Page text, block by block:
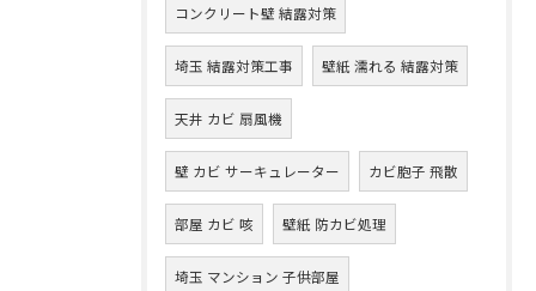
コンクリート壁 結露対策
埼玉 結露対策工事 壁紙 濡れる 結露対策
天井 カビ 扇風機
壁 カビ サーキュレーター カビ胞子 飛散
部屋 カビ 咳 壁紙 防カビ処理
埼玉 マンション 子供部屋